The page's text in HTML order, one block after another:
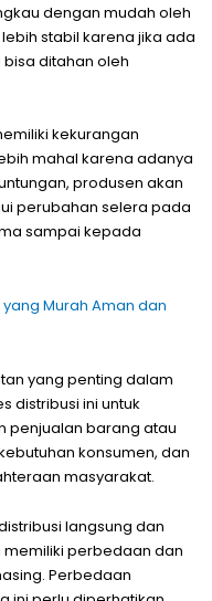
dengan mudah oleh
stabil karena jika ada
ditahan oleh
kekurangan
mahal karena adanya
produsen akan
perubahan selera pada
sampai kepada
Murah Aman dan
yang penting dalam
distribusi ini untuk
penjualan barang atau
konsumen, dan
masyarakat.
langsung dan
memiliki perbedaan dan
Perbedaan